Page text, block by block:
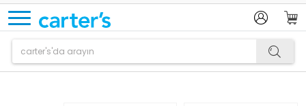
Ürün sepetinize eklenmiştir.